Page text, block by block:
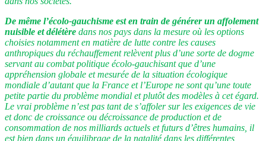
De même l’écolo-gauchisme est en train de générer un affolement
nuisible et délétère dans nos pays dans la mesure où les options
choisies notamment en matière de lutte contre les causes
anthropiques du réchauffement relèvent plus d’une sorte de dogme
servant au combat politique écolo-gauchisant que d’une
appréhension globale et mesurée de la situation écologique
mondiale d’autant que la France et l’Europe ne sont qu’une toute
petite partie du problème mondial et plutôt des modèles à cet égard.
Le vrai problème n’est pas tant de s’affoler sur les exigences de vie
et donc de croissance ou décroissance de production et de
consommation de nos milliards actuels et futurs d’êtres humains, il
est bien dans un équilibrage de la natalité dans les différentes